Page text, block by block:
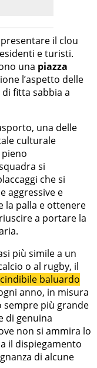
il clou
e turisti.
una piazza
l’aspetto delle
fitta sabbia a
una delle
culturale
si
che si
aggressive e
palla e ottenere
a portare la
più simile a un
o al rugby, il
baluardo
anno, in misura
sempre più grande
di genuina
non si ammira lo
il dispiegamento
di alcune